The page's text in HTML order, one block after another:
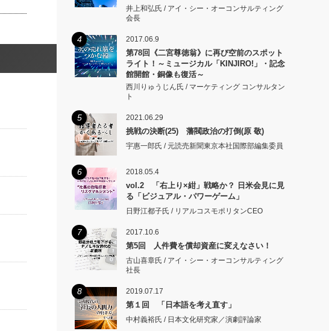
井上和弘氏 / アイ・シー・オーコンサルティング
会長
4 2017.06.9
第78回《二宮尊徳翁》に再び空前のスポット
ライト！～ミュージカル「KINJIRO!」・記念
館開館・銅像も復活～
西川りゅうじん氏 / マーケティング コンサルタン
ト
5 2021.06.29
挑戦の決断(25) 藩閥政治の打倒(原 敬)
宇惠一郎氏 / 元読売新聞東京本社国際部編集委員
6 2018.05.4
vol.2 「右上り×紺」戦略か？ 日米会見に見
る「ビジュアル・パワーゲーム」
日野江都子氏 / リアルコスモポリタンCEO
7 2017.10.6
第5回 人件費を償却資産に変えなさい！
古山喜章氏 / アイ・シー・オーコンサルティング
社長
8 2019.07.17
第１回 「日本語を考え直す」
中村義裕氏 / 日本文化研究家／演劇評論家